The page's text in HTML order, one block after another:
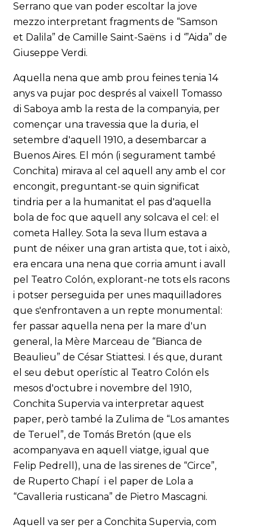
Serrano que van poder escoltar la jove
mezzo interpretant fragments de “Samson
et Dalila” de Camille Saint-Saëns i d ‘”Aida” de
Giuseppe Verdi.
Aquella nena que amb prou feines tenia 14
anys va pujar poc després al vaixell Tomasso
di Saboya amb la resta de la companyia, per
començar una travessia que la duria, el
setembre d'aquell 1910, a desembarcar a
Buenos Aires. El món (i segurament també
Conchita) mirava al cel aquell any amb el cor
encongit, preguntant-se quin significat
tindria per a la humanitat el pas d'aquella
bola de foc que aquell any solcava el cel: el
cometa Halley. Sota la seva llum estava a
punt de néixer una gran artista que, tot i això,
era encara una nena que corria amunt i avall
pel Teatro Colón, explorant-ne tots els racons
i potser perseguida per unes maquilladores
que s'enfrontaven a un repte monumental:
fer passar aquella nena per la mare d'un
general, la Mère Marceau de “Bianca de
Beaulieu” de César Stiattesi. I és que, durant
el seu debut operístic al Teatro Colón els
mesos d'octubre i novembre del 1910,
Conchita Supervia va interpretar aquest
paper, però també la Zulima de “Los amantes
de Teruel”, de Tomás Bretón (que els
acompanyava en aquell viatge, igual que
Felip Pedrell), una de las sirenes de “Circe”,
de Ruperto Chapí i el paper de Lola a
“Cavalleria rusticana” de Pietro Mascagni.
Aquell va ser per a Conchita Supervia, com